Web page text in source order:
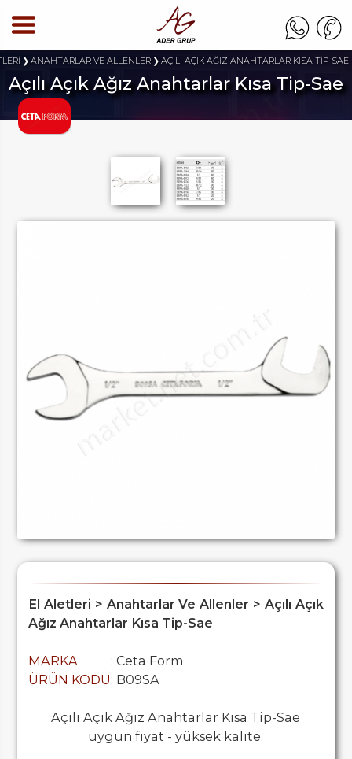
ANAHTARLAR VE ALLENLER AÇILI AÇIK AĞIZ ANAHTARLAR KISA TİP-SAE
Açılı Açık Ağız Anahtarlar Kısa Tip-Sae
El Aletleri > Anahtarlar Ve Allenler > Açılı Açık
Ağız Anahtarlar Kısa Tip-Sae
MARKA
: Ceta Form
ÜRÜN KODU: B09SA
Açılı Açık Ağız Anahtarlar Kısa Tip-Sae
uygun fiyat - yüksek kalite.